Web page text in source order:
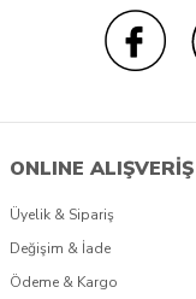
ONLINE ALIŞVERİŞ
Üyelik & Sipariş
Değişim & İade
Ödeme & Kargo